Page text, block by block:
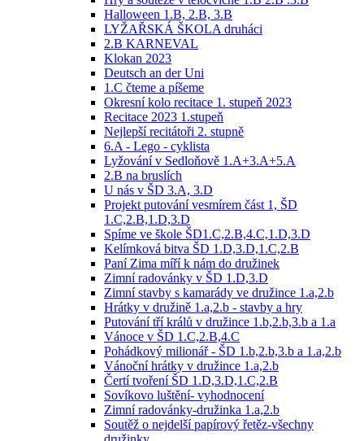
Halloween 1.B, 2.B, 3.B
LYŽAŘSKÁ ŠKOLA druháci
2.B KARNEVAL
Klokan 2023
Deutsch an der Uni
1.C čteme a píšeme
Okresní kolo recitace 1. stupeň 2023
Recitace 2023 1.stupeň
Nejlepší recitátoři 2. stupně
6.A - Lego - cyklista
Lyžování v Sedloňově 1.A+3.A+5.A
2.B na bruslích
U nás v ŠD 3.A, 3.D
Projekt putování vesmírem část 1, ŠD
1.C,2.B,1.D,3.D
Spíme ve škole ŠD1.C,2.B,4.C,1.D,3.D
Kelímková bitva ŠD 1.D,3.D,1.C,2.B
Paní Zima míří k nám do družinek
Zimní radovánky v ŠD 1.D,3.D
Zimní stavby s kamarády ve družince 1.a,2.b
Hrátky v družině 1.a,2.b - stavby a hry
Putování tří králů v družince 1.b,2.b,3.b a 1.a
Vánoce v ŠD 1.C,2.B,4.C
Pohádkový milionář - ŠD 1.b,2.b,3.b a 1.a,2.b
Vánoční hrátky v družince 1.a,2.b
Čertí tvoření ŠD 1.D,3.D,1.C,2.B
Sovíkovo luštění- vyhodnocení
Zimní radovánky-družinka 1.a,2.b
Soutěž o nejdelší papírový řetěz-všechny